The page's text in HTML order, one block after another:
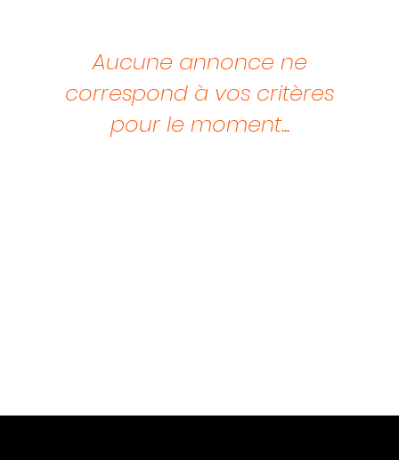
Aucune annonce ne
correspond à vos critères
pour le moment...